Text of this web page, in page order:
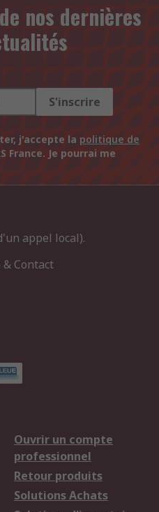
nos dernières
S'inscrire
j'accepte la politique de
France. Je pourrai me
appel local).
Contact
Ouvrir un compte
professionnel
Retour produits
Solutions Achats